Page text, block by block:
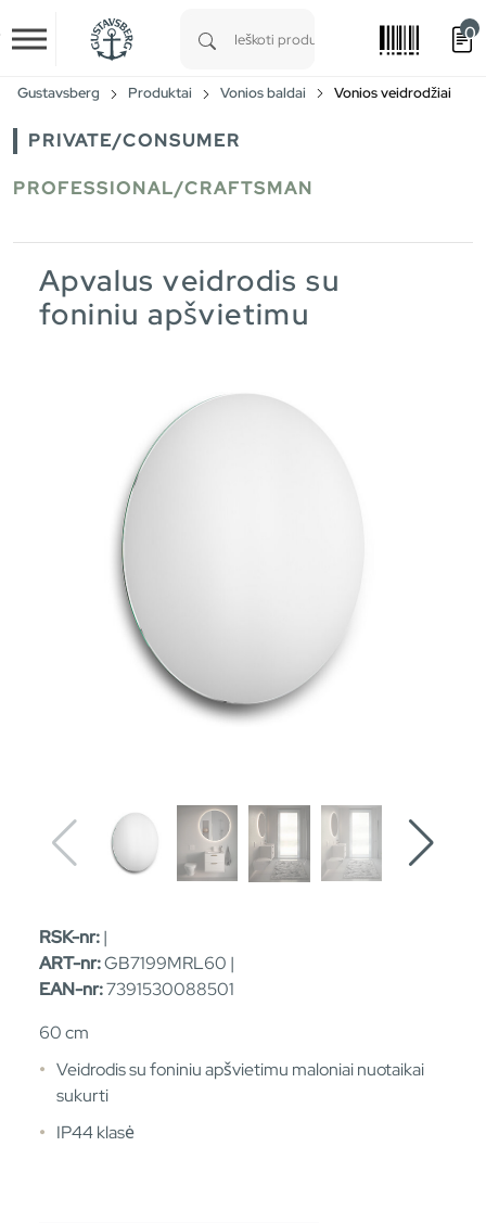
Skip to main content
0
Gustavsberg Produktai Vonios baldai Vonios veidrodžiai
PRIVATE/CONSUMER
PROFESSIONAL/CRAFTSMAN
Apvalus veidrodis su
foniniu apšvietimu
RSK-nr:|
ART-nr:GB7199MRL60 |
EAN-nr:7391530088501
60 cm
Veidrodis su foniniu apšvietimu maloniai nuotaikai
sukurti
IP44 klasė